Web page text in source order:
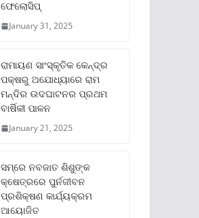
ଫେଲୋସିପ୍‌
January 31, 2025
ରାମାୟଣ ସାଂସ୍କୃତିକ କେନ୍ଦ୍ର
ପକ୍ଷରୁ ଅଯୋଧ୍ୟାରେ ରାମ
ମନ୍ଦିର ଉଦଘାଟନର ପ୍ରଥମ
ବାର୍ଷିକୀ ପାଳନ
January 21, 2025
ସମ୍‌ରେ ନବଜାତ ଶିଶୁଙ୍କ
କ୍ଷେତ୍ରରେ ପୁର୍ନଜୀବନ
ପ୍ରଶିକ୍ଷଣ କାର୍ଯ୍ୟକ୍ରମ
ଆୟୋଜିତ